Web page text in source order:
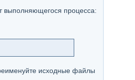
выполняющегося процесса:
исходные файлы